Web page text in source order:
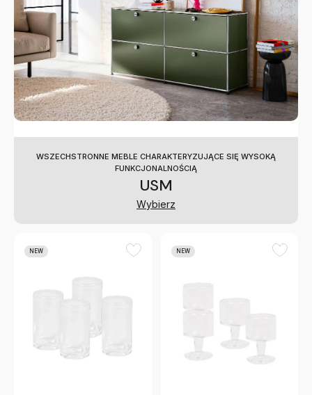
WSZECHSTRONNE MEBLE CHARAKTERYZUJĄCE SIĘ WYSOKĄ
FUNKCJONALNOŚCIĄ
USM
Wybierz
NEW NEW